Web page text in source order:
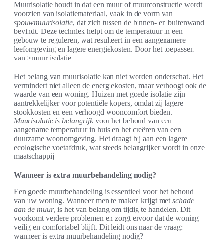
Muurisolatie houdt in dat een muur of muurconstructie wordt
voorzien van isolatiemateriaal, vaak in de vorm van
spouwmuurisolatie, dat zich tussen de binnen- en buitenwand
bevindt. Deze techniek helpt om de temperatuur in een
gebouw te reguleren, wat resulteert in een aangenamere
leefomgeving en lagere energiekosten. Door het toepassen
van >muur isolatie
Het belang van muurisolatie kan niet worden onderschat. Het
vermindert niet alleen de energiekosten, maar verhoogt ook de
waarde van een woning. Huizen met goede isolatie zijn
aantrekkelijker voor potentiële kopers, omdat zij lagere
stookkosten en een verhoogd wooncomfort bieden.
Muurisolatie is belangrijk voor het behoud van een
aangename temperatuur in huis en het creëren van een
duurzame woonomgeving. Het draagt bij aan een lagere
ecologische voetafdruk, wat steeds belangrijker wordt in onze
maatschappij.
Wanneer is extra muurbehandeling nodig?
Een goede muurbehandeling is essentieel voor het behoud
van uw woning. Wanneer men te maken krijgt met schade
aan de muur, is het van belang om tijdig te handelen. Dit
voorkomt verdere problemen en zorgt ervoor dat de woning
veilig en comfortabel blijft. Dit leidt ons naar de vraag:
wanneer is extra muurbehandeling nodig?